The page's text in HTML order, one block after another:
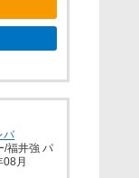
バ
/福井強 パ
月